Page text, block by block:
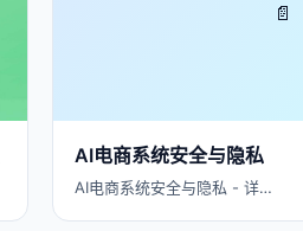
📄
AI电商系统安全与隐私
AI电商系统安全与隐私 - 详…